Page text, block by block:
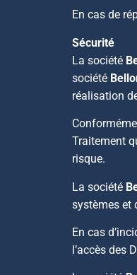
En cas de
Sécurité
La société
société
réalisation
Traitement
risque.
La société
systèmes et
En cas
l’accès des